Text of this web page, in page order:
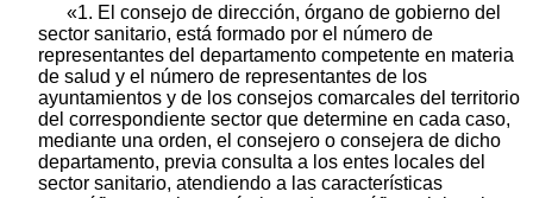
«1. El consejo de dirección, órgano de gobierno del
sector sanitario, está formado por el número de
representantes del departamento competente en materia
de salud y el número de representantes de los
ayuntamientos y de los consejos comarcales del territorio
del correspondiente sector que determine en cada caso,
mediante una orden, el consejero o consejera de dicho
departamento, previa consulta a los entes locales del
sector sanitario, atendiendo a las características